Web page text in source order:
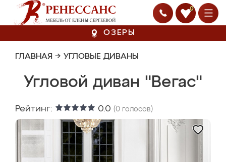
0
ОЗЕРЫ
ГЛАВНАЯ → УГЛОВЫЕ ДИВАНЫ
Угловой диван "Вегас"
Рейтинг: 0.0 (0 голосов)